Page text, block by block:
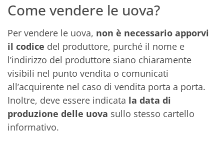
Come vendere le uova?
Per vendere le uova, non è necessario apporvi
il codice del produttore, purché il nome e
l’indirizzo del produttore siano chiaramente
visibili nel punto vendita o comunicati
all’acquirente nel caso di vendita porta a porta.
Inoltre, deve essere indicata la data di
produzione delle uova sullo stesso cartello
informativo.